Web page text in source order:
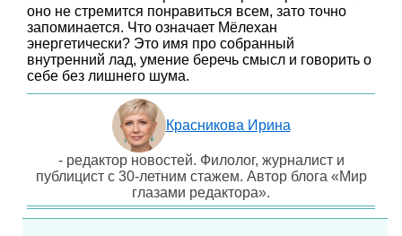
оно не стремится понравиться всем, зато точно
запоминается. Что означает Мёлехан
энергетически? Это имя про собранный
внутренний лад, умение беречь смысл и говорить о
себе без лишнего шума.
Красникова Ирина
- редактор новостей. Филолог, журналист и
публицист с 30-летним стажем. Автор блога «Мир
глазами редактора».